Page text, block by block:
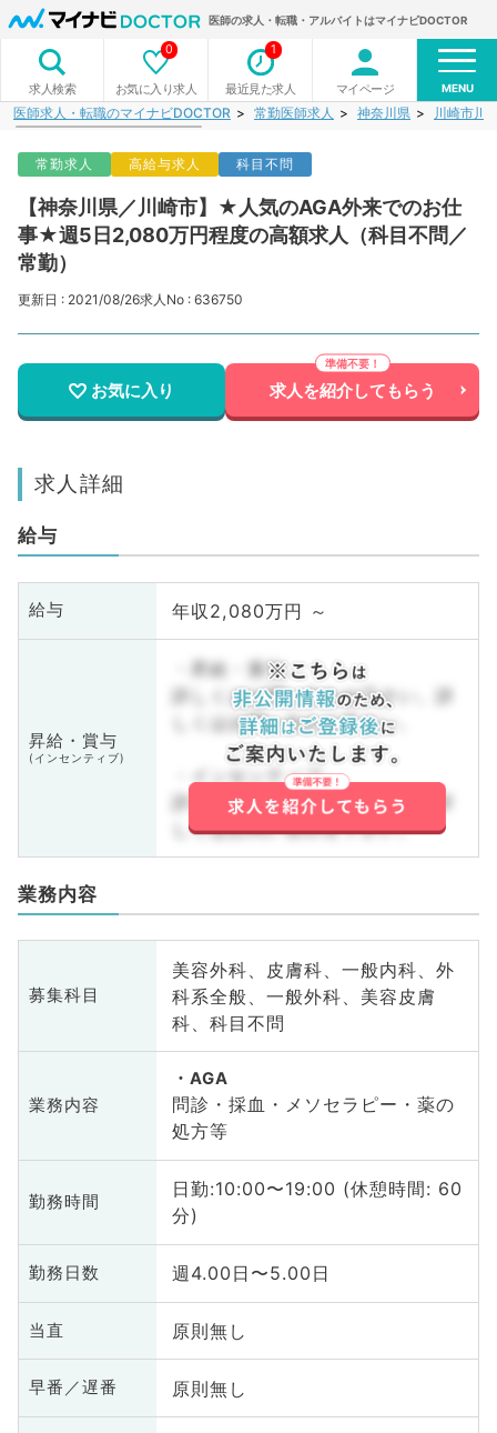
医師の求人・転職・アルバイトはマイナビDOCTOR
求人検索 お気に入り求人
0
最近見た求人
1
マイページ MENU
医師求人・転職のマイナビDOCTOR 常勤医師求人 神奈川県 川崎市川
常勤求人 高給与求人 科目不問
【神奈川県／川崎市】★人気のAGA外来でのお仕
事★週5日2,080万円程度の高額求人（科目不問／
常勤）
更新日 : 2021/08/26求人No : 636750
お気に入り 求人を紹介してもらう
求人詳細
給与
給与 年収2,080万円 ～
昇給・賞与
(インセンティブ)
・昇給・賞与
詳しくはお問い合わせ下さい。詳
しくはお問い合わせ下さい。
・インセンティブ
詳しくはお問い合わせ下さい。詳
しくはお問い合わせ下さい。
業務内容
募集科目
美容外科、皮膚科、一般内科、外
科系全般、一般外科、美容皮膚
科、科目不問
業務内容
AGA
問診・採血・メソセラピー・薬の
処方等
勤務時間
日勤:10:00〜19:00 (休憩時間: 60
分)
勤務日数 週4.00日〜5.00日
当直 原則無し
早番／遅番 原則無し